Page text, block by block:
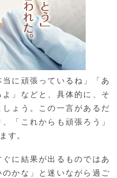
当に頑張っているね」「あ
」などと、具体的に、そ
ょう。この一言があるだ
「これからも頑張ろう」
す。
に結果が出るものではあ
かな」と迷いながら過ご